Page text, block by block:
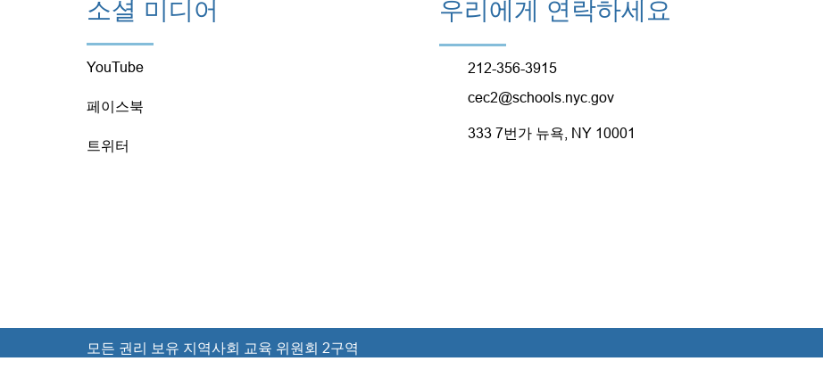
소셜 미디어
YouTube
페이스북
트위터
우리에게 연락하세요
212-356-3915
cec2@schools.nyc.gov
333 7번가 뉴욕, NY 10001
모든 권리 보유 지역사회 교육 위원회 2구역